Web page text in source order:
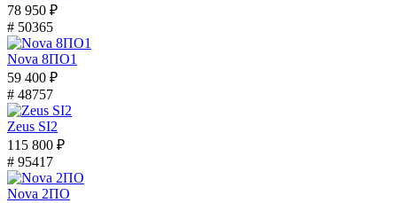
78 950 ₽
# 50365
Nova 8ПО1
59 400 ₽
# 48757
Zeus SI2
115 800 ₽
# 95417
Nova 2ПО